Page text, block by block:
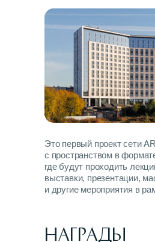
Это первый проект сети
​​​​​​​с пространством в
где будут проходить
выставки, презентации,
и другие мероприятия в
НАГРАДЫ